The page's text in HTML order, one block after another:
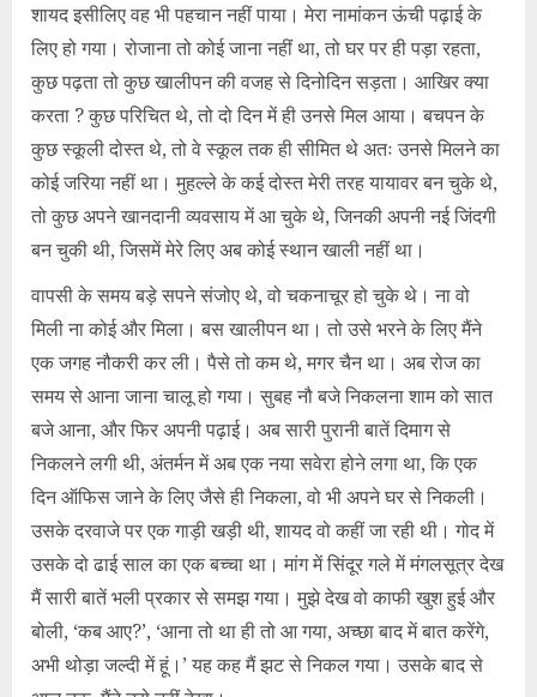
शायद इसीलिए वह भी पहचान नहीं पाया। मेरा नामांकन ऊंची पढ़ाई के
लिए हो गया। रोजाना तो कोई जाना नहीं था, तो घर पर ही पड़ा रहता,
कुछ पढ़ता तो कुछ खालीपन की वजह से दिनोदिन सड़ता। आखिर क्या
करता ? कुछ परिचित थे, तो दो दिन में ही उनसे मिल आया। बचपन के
कुछ स्कूली दोस्त थे, तो वे स्कूल तक ही सीमित थे अतः उनसे मिलने का
कोई जरिया नहीं था। मुहल्ले के कई दोस्त मेरी तरह यायावर बन चुके थे,
तो कुछ अपने खानदानी व्यवसाय में आ चुके थे, जिनकी अपनी नई जिंदगी
बन चुकी थी, जिसमें मेरे लिए अब कोई स्थान खाली नहीं था।
वापसी के समय बड़े सपने संजोए थे, वो चकनाचूर हो चुके थे। ना वो
मिली ना कोई और मिला। बस खालीपन था। तो उसे भरने के लिए मैंने
एक जगह नौकरी कर ली। पैसे तो कम थे, मगर चैन था। अब रोज का
समय से आना जाना चालू हो गया। सुबह नौ बजे निकलना शाम को सात
बजे आना, और फिर अपनी पढ़ाई। अब सारी पुरानी बातें दिमाग से
निकलने लगी थी, अंतर्मन में अब एक नया सवेरा होने लगा था, कि एक
दिन ऑफिस जाने के लिए जैसे ही निकला, वो भी अपने घर से निकली।
उसके दरवाजे पर एक गाड़ी खड़ी थी, शायद वो कहीं जा रही थी। गोद में
उसके दो ढाई साल का एक बच्चा था। मांग में सिंदूर गले में मंगलसूत्र देख
मैं सारी बातें भली प्रकार से समझ गया। मुझे देख वो काफी खुश हुई और
बोली, ‘कब आए?’, ‘आना तो था ही तो आ गया, अच्छा बाद में बात करेंगे,
अभी थोड़ा जल्दी में हूं।’ यह कह मैं झट से निकल गया। उसके बाद से